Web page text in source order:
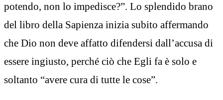
potendo, non lo impedisce?”. Lo splendido brano
del libro della Sapienza inizia subito affermando
che Dio non deve affatto difendersi dall’accusa di
essere ingiusto, perché ciò che Egli fa è solo e
soltanto “avere cura di tutte le cose”.